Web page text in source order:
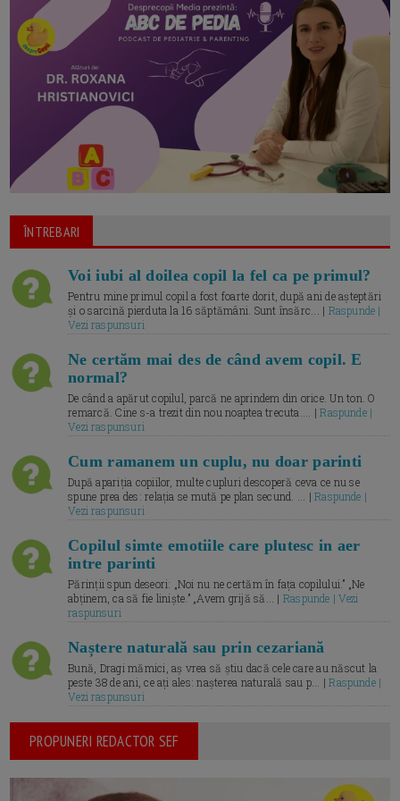
ÎNTREBARI
Voi iubi al doilea copil la fel ca pe primul?
Pentru mine primul copil a fost foarte dorit, după ani de așteptări
și o sarcină pierduta la 16 săptămâni. Sunt însărc... | Raspunde |
Vezi raspunsuri
Ne certăm mai des de când avem copil. E
normal?
De când a apărut copilul, parcă ne aprindem din orice. Un ton. O
remarcă. Cine s-a trezit din nou noaptea trecuta.... |Raspunde |
Vezi raspunsuri
Cum ramanem un cuplu, nu doar parinti
După apariția copiilor, multe cupluri descoperă ceva ce nu se
spune prea des: relația se mută pe plan secund. ... |Raspunde |
Vezi raspunsuri
Copilul simte emotiile care plutesc in aer
intre parinti
Părinții spun deseori: „Noi nu ne certăm în fața copilului.” „Ne
abținem, ca să fie liniște.” „Avem grijă să... | Raspunde | Vezi
raspunsuri
Naștere naturală sau prin cezariană
Bună, Dragi mămici, aș vrea să știu dacă cele care au născut la
peste 38 de ani, ce ați ales: nașterea naturală sau p... |Raspunde |
Vezi raspunsuri
PROPUNERI REDACTOR SEF